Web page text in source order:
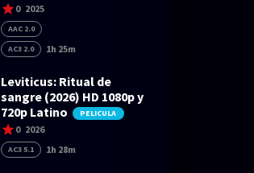
0 2025
AAC 2.0
AC3 2.0
1h 25m
Leviticus: Ritual de
sangre (2026) HD 1080p y
720p Latino
PELICULA
0 2026
AC3 5.1 1h 28m